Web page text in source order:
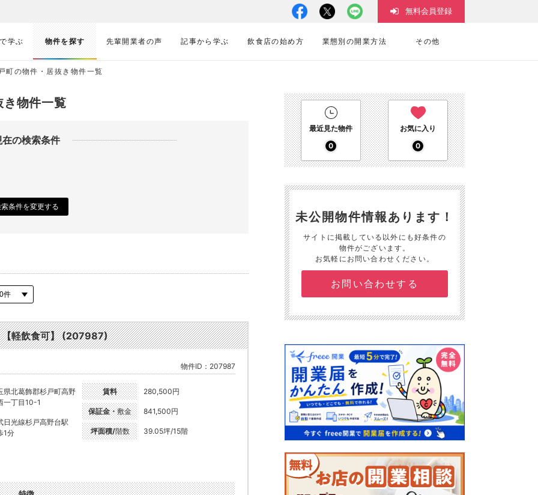
学ぶ 物件を探す 先輩開業者の声 記事から学ぶ 飲食店の始め方 業態別の開業方法 その他
無料会員登録
町の物件・居抜き物件一覧
物件一覧
在の検索条件
条件を変更する
【軽飲食可】 (207987)
物件ID：207987
県北葛飾郡杉戸町高野
一丁目10-1
日光線杉戸高野台駅
1分
賃料 280,500円
保証金・敷金 841,500円
坪面積/階数 39.05坪/15階
最近見た物件
0
お気に入り
0
未公開物件情報あります！
サイトに掲載している以外にも好条件の
物件がございます。
お気軽にお問い合わせください。
お問い合わせする